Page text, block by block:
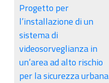
Progetto per
l’installazione di un
sistema di
videosorveglianza in
un’area ad alto rischio
per la sicurezza urbana